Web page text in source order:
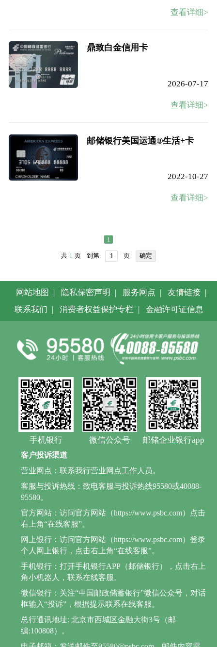
查看详细>
鼎致白金信用卡
2026-07-17
查看详细>
邮储银行美国运通®生活+卡
2022-10-27
查看详细>
1
共 1 页 到第 页 确定
网站地图 隐私保密声明 服务网点 友情链接
联系我们
消费者权益保护专栏 金融许可证信息
手机银行 微信公众号 邮储企业银行app
客户投诉渠道
营业网点：联系我行营业网点工作人员。
客服与投诉热线：致电客服与投诉热线95580或40088-
95580。
官方网站：访问官方网站（https://www.psbc.com）点击
右上角“在线客服”。
网上银行：访问官方网站（https://www.psbc.com）登录
个人网上银行，点击右上角“在线客服”。
手机银行：打开手机银行APP（邮储银行），点击右上
角小机器人，联系在线客服。
微信银行：关注“中国邮政储蓄银行”微信公众号，对话
框输入“投诉”，根据提示联系在线客服。
总行通讯地址: 北京市西城区金融大街3号（邮
编:100808）。